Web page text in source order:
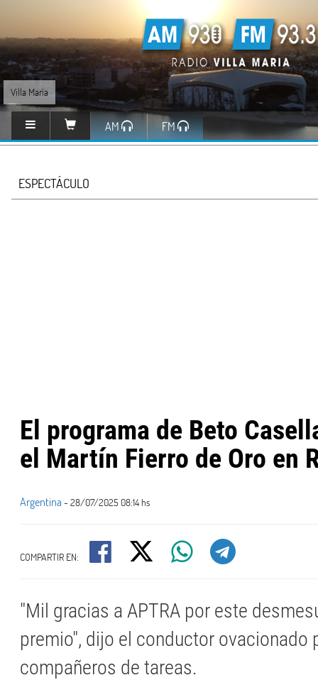
Villa María
AM FM
ESPECTÁCULO
El programa de Beto
el Martín Fierro de Oro en
Argentina - 28/07/2025 08:14 hs
COMPARTIR EN:
"Mil gracias a APTRA por este
premio", dijo el conductor ovacionado
compañeros de tareas.